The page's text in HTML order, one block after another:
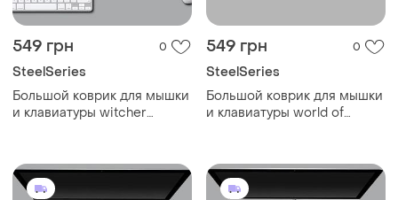
549 грн 0
SteelSeries
Большой коврик для мышки
и клавиатуры witcher
549 грн 0
SteelSeries
Большой коврик для мышки
и клавиатуры world of